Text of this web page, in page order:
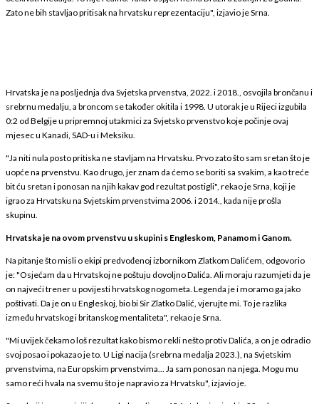
Zato ne bih stavljao pritisak na hrvatsku reprezentaciju", izjavio je Srna.
Hrvatska je na posljednja dva Svjetska prvenstva, 2022. i 2018., osvojila brončanu i
srebrnu medalju, a broncom se također okitila i 1998. U utorak je u Rijeci izgubila
0:2 od Belgije u pripremnoj utakmici za Svjetsko prvenstvo koje počinje ovaj
mjesec u Kanadi, SAD-u i Meksiku.
"Ja niti nula posto pritiska ne stavljam na Hrvatsku. Prvo zato što sam sretan što je
uopće na prvenstvu. Kao drugo, jer znam da ćemo se boriti sa svakim, a kao treće
bit ću sretan i ponosan na njih kakav god rezultat postigli", rekao je Srna, koji je
igrao za Hrvatsku na Svjetskim prvenstvima 2006. i 2014., kada nije prošla
skupinu.
Hrvatska je na ovom prvenstvu u skupini s Engleskom, Panamom i Ganom.
Na pitanje što misli o ekipi predvođenoj izbornikom Zlatkom Dalićem, odgovorio
je: "Osjećam da u Hrvatskoj ne poštuju dovoljno Dalića. Ali moraju razumjeti da je
on najveći trener u povijesti hrvatskog nogometa. Legenda je i moramo ga jako
poštivati. Da je on u Engleskoj, bio bi Sir Zlatko Dalić, vjerujte mi. To je razlika
između hrvatskog i britanskog mentaliteta", rekao je Srna.
"Mi uvijek čekamo loš rezultat kako bismo rekli nešto protiv Dalića, a on je odradio
svoj posao i pokazao je to. U Ligi nacija (srebrna medalja 2023.), na Svjetskim
prvenstvima, na Europskim prvenstvima... Ja sam ponosan na njega. Mogu mu
samo reći hvala na svemu što je napravio za Hrvatsku", izjavio je.